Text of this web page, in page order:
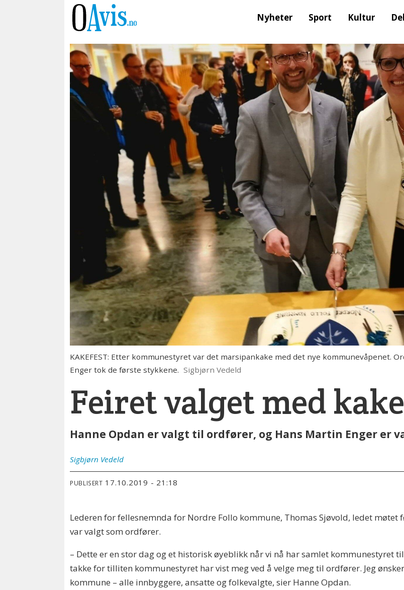
Nyheter Sport Kultur
KAKEFEST: Etter kommunestyret var det marsipankake med det nye kommunevåpenet.
Enger tok de første stykkene. Sigbjørn Vedeld
Feiret valget med kake
Hanne Opdan er valgt til ordfører, og Hans Martin Enger er
Sigbjørn Vedeld
PUBLISERT 17.10.2019 - 21:18
Lederen for fellesnemnda for Nordre Follo kommune, Thomas Sjøvold, ledet
var valgt som ordfører.
– Dette er en stor dag og et historisk øyeblikk når vi nå har samlet kommunestyret
takke for tilliten kommunestyret har vist meg ved å velge meg til ordfører. Jeg
kommune – alle innbyggere, ansatte og folkevalgte, sier Hanne Opdan.